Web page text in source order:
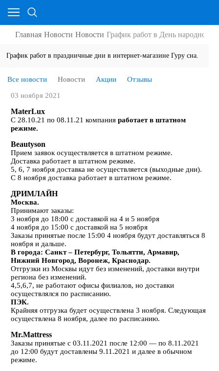
Главная Новости Новости График работ в День народного
График работ в праздничные дни в интернет-магазине Гуру сна.
Все новости Новости Акции Отзывы
03 ноября 2021
MaterLux
С 28.10.21 по 08.11.21 компания работает в штатном
режиме.
Beautyson
Прием заявок осуществляется в штатном режиме.
Доставка работает в штатном режиме.
5, 6, 7 ноября доставка не осуществляется (выходные дни).
С 8 ноября доставка работает в штатном режиме.
ДРИМЛАЙН
Москва.
Принимают заказы:
3 ноября до 18:00 с доставкой на 4 и 5 ноября
4 ноября до 15:00 с доставкой на 5 ноября
Заказы принятые после 15:00 4 ноября будут доставляться 8
ноября и дальше.
В города: Санкт – Петербург, Тольятти, Армавир,
Нижний Новгород, Воронеж, Краснодар.
Отгрузки из Москвы идут без изменений, доставки внутри
региона без изменений.
4,5,6,7, не работают офисы филиалов, но доставки
осуществлялся по расписанию.
ПЭК.
Крайняя отгрузка будет осуществлена 3 ноября. Следующая
осуществлена 8 ноября, далее по расписанию.
Mr.Mattress
Заказы принятые с 03.11.2021 после 12:00 — по 8.11.2021
до 12:00 будут доставлены 9.11.2021 и далее в обычном
режиме.